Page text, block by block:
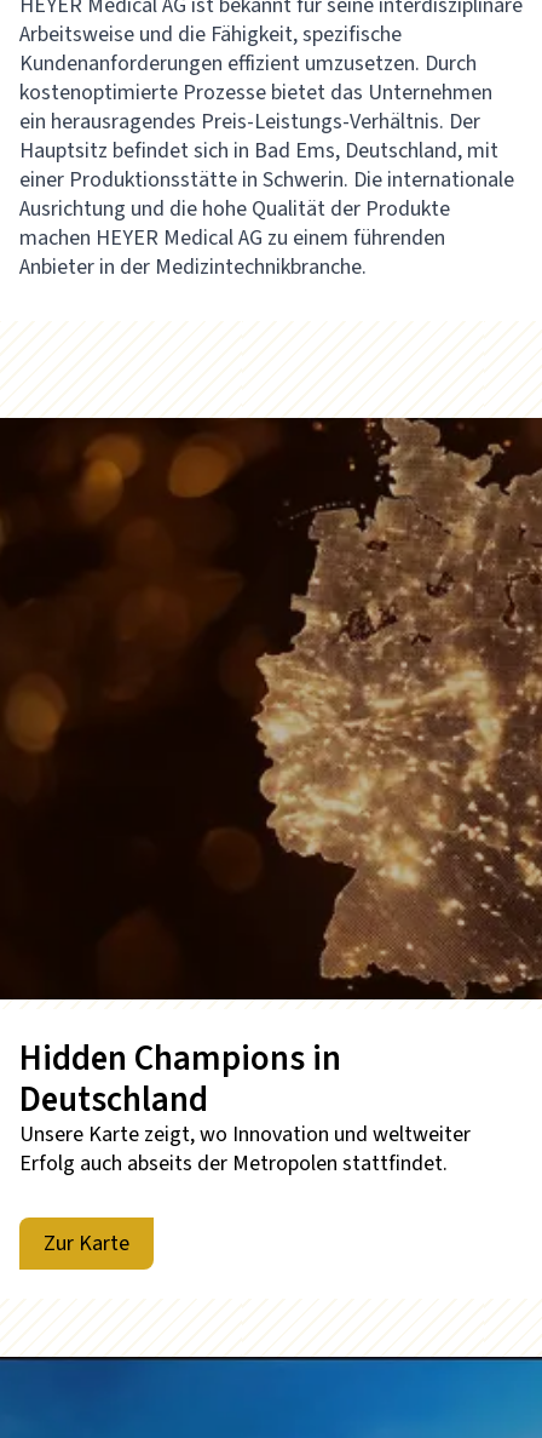
Arbeitsweise und die Fähigkeit, spezifische
Kundenanforderungen effizient umzusetzen. Durch
kostenoptimierte Prozesse bietet das Unternehmen
ein herausragendes Preis-Leistungs-Verhältnis. Der
Hauptsitz befindet sich in Bad Ems, Deutschland, mit
einer Produktionsstätte in Schwerin. Die internationale
Ausrichtung und die hohe Qualität der Produkte
machen HEYER Medical AG zu einem führenden
Anbieter in der Medizintechnikbranche.
Hidden Champions in
Deutschland
Unsere Karte zeigt, wo Innovation und weltweiter
Erfolg auch abseits der Metropolen stattfindet.
Zur Karte